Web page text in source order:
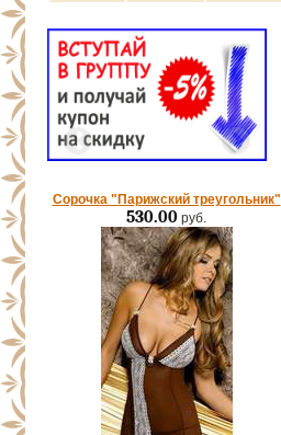
Сорочка "Парижский треугольник"
530.00 руб.